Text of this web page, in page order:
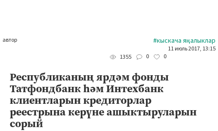
автор #кыскача яңалыклар
11 июль 2017, 13:15
1355
0 0
Республиканың ярдәм фонды
Татфондбанк һәм Интехбанк
клиентларын кредиторлар
реестрына керүне ашыктыруларын
сорый